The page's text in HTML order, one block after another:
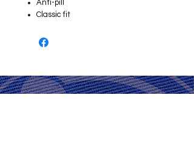
Anti-pill
Classic fit